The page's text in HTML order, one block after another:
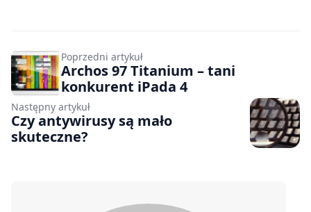
Poprzedni artykuł
Archos 97 Titanium – tani
konkurent iPada 4
Następny artykuł
Czy antywirusy są mało
skuteczne?